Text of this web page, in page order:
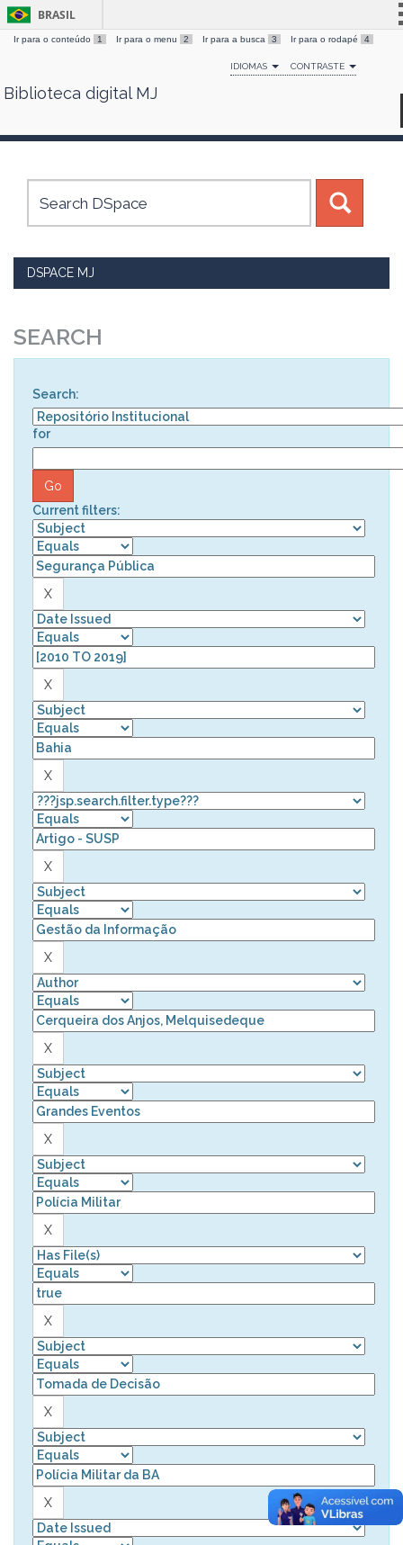
Skip
BRASIL
Simplifique!
Comunica BR
Canais
Ir para o conteúdo 1 Ir para o menu 2 Ir para a busca 3 Ir para o rodapé 4
IDIOMAS CONTRASTE
Biblioteca digital MJ
DSPACE MJ
SEARCH
Search:
for
Current filters: